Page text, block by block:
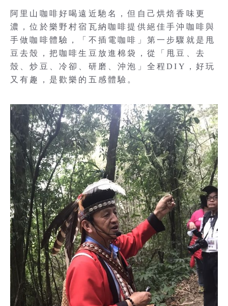
阿里山咖啡好喝遠近馳名，但自己烘焙香味更
濃，位於樂野村宿瓦納咖啡提供絕佳手沖咖啡與
手做咖啡體驗，「不插電咖啡」第一步驟就是甩
豆去殼，把咖啡生豆放進棉袋，從「甩豆、去
殼、炒豆、冷卻、研磨、沖泡」全程DIY，好玩
又有趣，是歡樂的五感體驗。